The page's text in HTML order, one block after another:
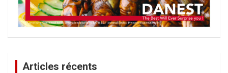
Articles récents